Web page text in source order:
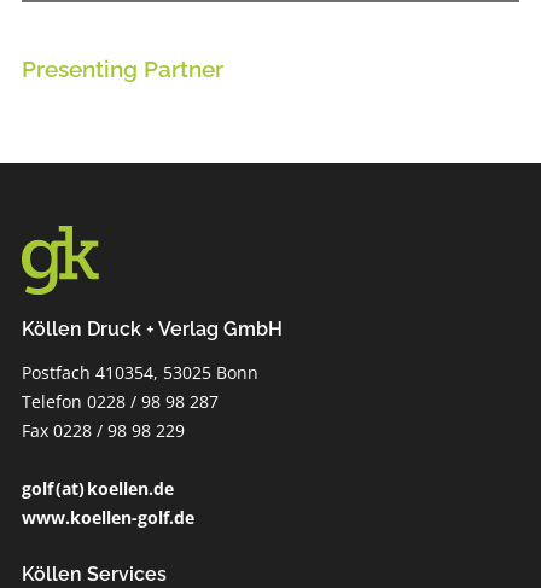
Presenting Partner
Köllen Druck + Verlag GmbH
Postfach 410354, 53025 Bonn
Telefon 0228 / 98 98 287
Fax 0228 / 98 98 229
golf (at) koellen.de
www.koellen-golf.de
Köllen Services